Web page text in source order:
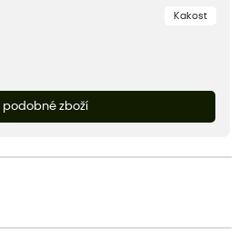
Kakost
podobné zboží